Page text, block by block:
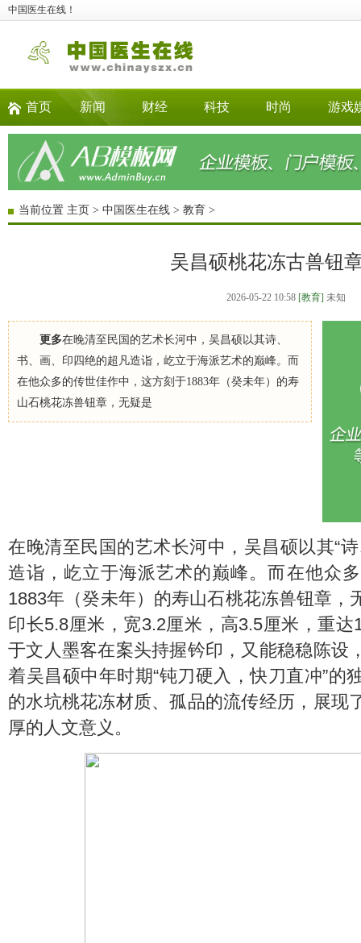
中国医生在线！
首页 新闻 财经 科技 时尚 游戏
当前位置 主页 > 中国医生在线 > 教育 >
吴昌硕桃花冻古兽钮
2026-05-22 10:58 [教育] 未知
更多在晚清至民国的艺术长河中，吴昌硕以其诗、
书、画、印四绝的超凡造诣，屹立于海派艺术的巅峰。而
在他众多的传世佳作中，这方刻于1883年（癸未年）的寿
山石桃花冻兽钮章，无疑是
在晚清至民国的艺术长河中，吴昌硕以其“
造诣，屹立于海派艺术的巅峰。而在他众
1883年（癸未年）的寿山石桃花冻兽钮章，
印长5.8厘米，宽3.2厘米，高3.5厘米，重
于文人墨客在案头持握钤印，又能稳稳陈设
着吴昌硕中年时期“钝刀硬入，快刀直冲”的
的水坑桃花冻材质、孤品的流传经历，展现
厚的人文意义。